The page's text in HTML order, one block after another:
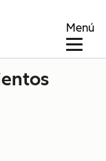
Menú